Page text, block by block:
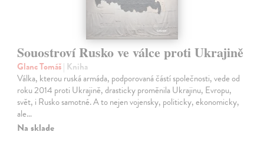
Souostroví Rusko ve válce proti Ukrajině
Glanc Tomáš| Kniha
Válka, kterou ruská armáda, podporovaná částí společnosti, vede od
roku 2014 proti Ukrajině, drasticky proměnila Ukrajinu, Evropu,
svět, i Rusko samotné. A to nejen vojensky, politicky, ekonomicky,
ale…
Na sklade